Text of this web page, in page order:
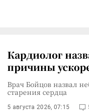
Кардиолог
причины
Врач Бойцов назвал
старения сердца
5 августа 2026, 07:15